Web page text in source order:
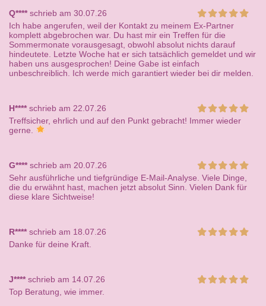
Q****schrieb am 30.07.26
Ich habe angerufen, weil der Kontakt zu meinem Ex-Partner
komplett abgebrochen war. Du hast mir ein Treffen für die
Sommermonate vorausgesagt, obwohl absolut nichts darauf
hindeutete. Letzte Woche hat er sich tatsächlich gemeldet und wir
haben uns ausgesprochen! Deine Gabe ist einfach
unbeschreiblich. Ich werde mich garantiert wieder bei dir melden.
H****schrieb am 22.07.26
Treffsicher, ehrlich und auf den Punkt gebracht! Immer wieder
gerne.
G****schrieb am 20.07.26
Sehr ausführliche und tiefgründige E-Mail-Analyse. Viele Dinge,
die du erwähnt hast, machen jetzt absolut Sinn. Vielen Dank für
diese klare Sichtweise!
R****schrieb am 18.07.26
Danke für deine Kraft.
J****schrieb am 14.07.26
Top Beratung, wie immer.